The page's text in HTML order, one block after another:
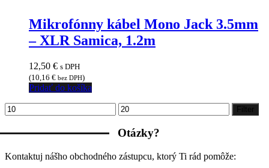
Mikrofónny kábel Mono Jack 3.5mm
– XLR Samica, 1.2m
12,50 € s DPH
(10,16 € bez DPH)
Pridať do košíka
Minimálna
cena
Maximálna
cena
Filter
Otázky?
Kontaktuj nášho obchodného zástupcu, ktorý Ti rád pomôže: